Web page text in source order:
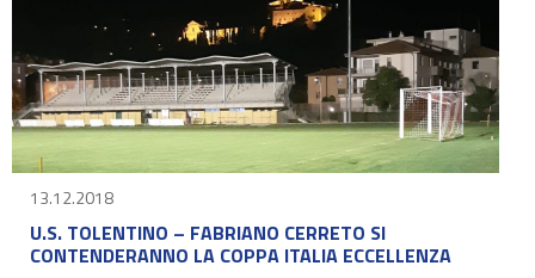
13.12.2018
U.S. TOLENTINO – FABRIANO CERRETO SI
CONTENDERANNO LA COPPA ITALIA ECCELLENZA